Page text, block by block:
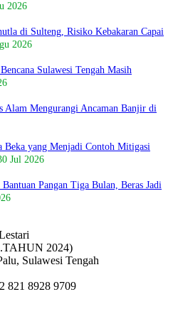
2026
di Sulteng, Risiko Kebakaran Capai
2026
Sulawesi Tengah Masih
Mengurangi Ancaman Banjir di
Beka yang Menjadi Contoh Mitigasi
Jul 2026
Pangan Tiga Bulan, Beras Jadi
2024)
Sulawesi Tengah
821 8928 9709